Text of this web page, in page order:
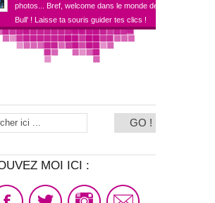
photos... Bref, welcome dans le monde de
Bull' ! Laisse ta souris guider tes clics !
MOI ICI :